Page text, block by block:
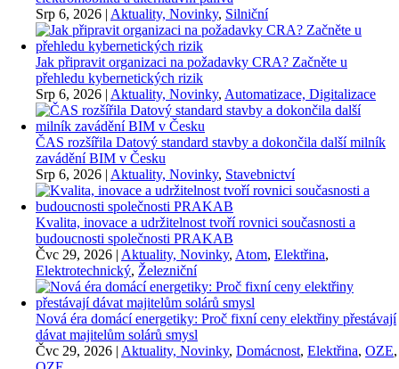
Srp 6, 2026 | Aktuality, Novinky, Silniční
Jak připravit organizaci na požadavky CRA? Začněte u
přehledu kybernetických rizik
Srp 6, 2026 | Aktuality, Novinky, Automatizace, Digitalizace
ČAS rozšířila Datový standard stavby a dokončila další milník
zavádění BIM v Česku
Srp 6, 2026 | Aktuality, Novinky, Stavebnictví
Kvalita, inovace a udržitelnost tvoří rovnici současnosti a
budoucnosti společnosti PRAKAB
Čvc 29, 2026 | Aktuality, Novinky, Atom, Elektřina,
Elektrotechnický, Železniční
Nová éra domácí energetiky: Proč fixní ceny elektřiny přestávají
dávat majitelům solárů smysl
Čvc 29, 2026 | Aktuality, Novinky, Domácnost, Elektřina, OZE,